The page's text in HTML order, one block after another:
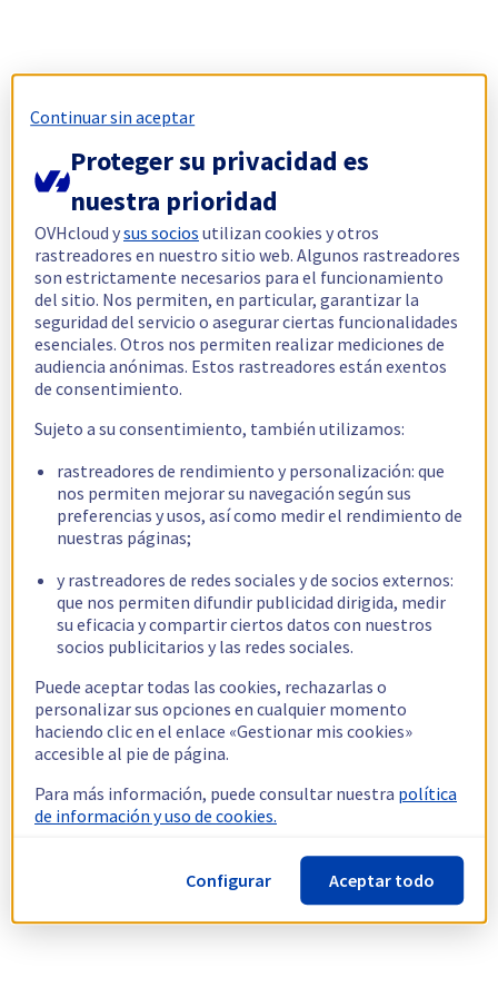
Continuar sin aceptar
Proteger su privacidad es
nuestra prioridad
OVHcloud ysus socios utilizan cookies y otros
rastreadores en nuestro sitio web. Algunos rastreadores
son estrictamente necesarios para el funcionamiento
del sitio. Nos permiten, en particular, garantizar la
seguridad del servicio o asegurar ciertas funcionalidades
esenciales. Otros nos permiten realizar mediciones de
audiencia anónimas. Estos rastreadores están exentos
de consentimiento.
Sujeto a su consentimiento, también utilizamos:
rastreadores de rendimiento y personalización: que
nos permiten mejorar su navegación según sus
preferencias y usos, así como medir el rendimiento de
nuestras páginas;
y rastreadores de redes sociales y de socios externos:
que nos permiten difundir publicidad dirigida, medir
su eficacia y compartir ciertos datos con nuestros
socios publicitarios y las redes sociales.
Puede aceptar todas las cookies, rechazarlas o
personalizar sus opciones en cualquier momento
haciendo clic en el enlace «Gestionar mis cookies»
accesible al pie de página.
Para más información, puede consultar nuestra política
de información y uso de cookies.
Configurar Aceptar todo